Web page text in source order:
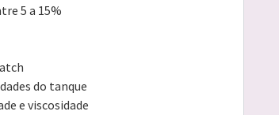
5 a 15%
do tanque
e viscosidade